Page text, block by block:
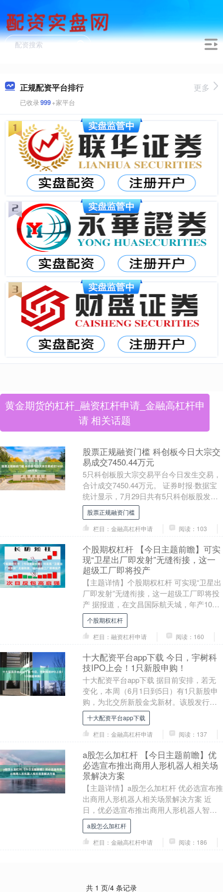
正规配资平台排行
已收录999+家平台
更多
黄金期货的杠杆_融资杠杆申请_金融高杠杆申
请 相关话题
股票正规融资门槛 科创板今日大宗交
易成交7450.44万元
5只科创板股大宗交易平台今日发生交易，
合计成交7450.44万元。 证券时报·数据宝
统计显示，7月29日共有5只科创板股发生
大宗交易，合计成交7笔，累计成交量2....
股票正规融资门槛
栏目：金融高杠杆申请
阅读：103
个股期权杠杆 【今日主题前瞻】可实
现“卫星出厂即发射”无缝衔接，这一
超级工厂即将投产
【主题详情】个股期权杠杆 可实现“卫星出
厂即发射”无缝衔接，这一超级工厂即将投
产 据报道，在文昌国际航天城，年产1000
颗卫星的超级工厂即将投产，可实现“卫星
出....
个股期权杠杆
栏目：融资杠杆申请
阅读：160
十大配资平台app下载 今日，宇树科
技IPO上会！1只新股申购！
十大配资平台app下载 据目前安排，若无
变化，本周（6月1日到5日）有1只新股申
购，为北交所新股金戈新材。该股发行价
为9.65元/股，发行市盈率14.93倍，6....
十大配资平台app下载
栏目：金融高杠杆申请
阅读：137
a股怎么加杠杆 【今日主题前瞻】优
必选宣布推出商用人形机器人相关场
景解决方案
【主题详情】a股怎么加杠杆 优必选宣布推
出商用人形机器人相关场景解决方案 近
日，优必选宣布推出商用人形机器人智慧
展览解决方案。据介绍，该方案以纯电
驱、可拟人奔跑....
a股怎么加杠杆
栏目：金融高杠杆申请
阅读：186
共 1 页/4 条记录